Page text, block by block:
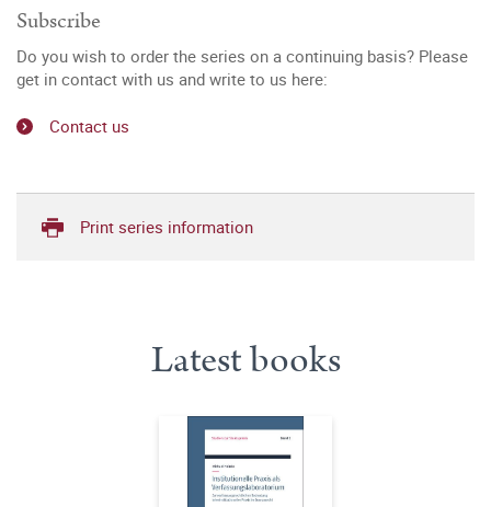
Subscribe
Do you wish to order the series on a continuing basis? Please
get in contact with us and write to us here:
Contact us
Print series information
Latest books